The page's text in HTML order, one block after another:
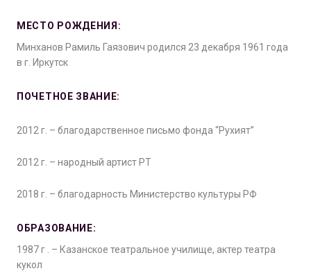
МЕСТО РОЖДЕНИЯ:
Минханов Рамиль Гаязович родился 23 декабря 1961 года
в г. Иркутск
ПОЧЕТНОЕ ЗВАНИЕ:
2012 г. – благодарственное письмо фонда “Рухият”
2012 г. – народный артист РТ
2018 г. – благодарность Министерство культуры РФ
ОБРАЗОВАНИЕ:
1987 г . – Казанское театральное училище, актер театра
кукол